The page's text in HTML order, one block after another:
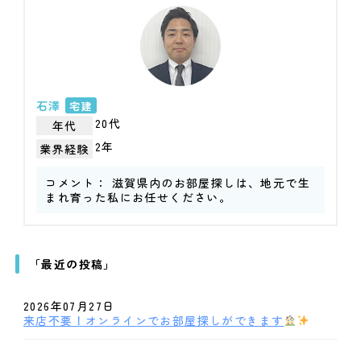
石澤 宅建
年代
20代
業界経験 2年
コメント： 滋賀県内のお部屋探しは、地元で生
まれ育った私にお任せください。
「最近の投稿」
2026年07月27日
来店不要！オンラインでお部屋探しができます